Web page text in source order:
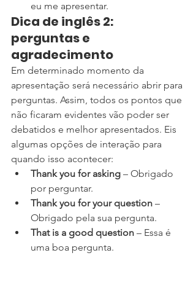
eu me apresentar.
Dica de inglês 2:
perguntas e
agradecimento
Em determinado momento da
apresentação será necessário abrir para
perguntas. Assim, todos os pontos que
não ficaram evidentes vão poder ser
debatidos e melhor apresentados. Eis
algumas opções de interação para
quando isso acontecer:
Thank you for asking – Obrigado
por perguntar.
Thank you for your question –
Obrigado pela sua pergunta.
That is a good question – Essa é
uma boa pergunta.